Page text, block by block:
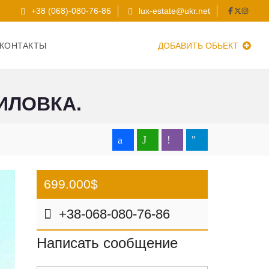
+38 (068)-080-76-86 lux-estate@ukr.net
ДОБАВИТЬ ОБЬЕКТ
699.000$
+38-068-080-76-86
Написать сообщение